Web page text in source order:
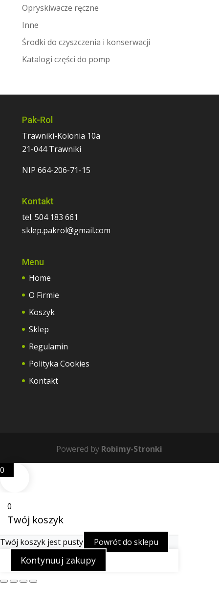
Opryskiwacze ręczne
Inne
Środki do czyszczenia i konserwacji
Katalogi części do pomp
Pak-Rol
Trawniki-Kolonia 10a
21-044 Trawniki
NIP 664-206-71-15
Kontakt
tel. 504 183 661
sklep.pakrol@gmail.com
Menu
Home
O Firmie
Koszyk
Sklep
Regulamin
Polityka Cookies
Kontakt
Powered by Robimy-Stronki
0
0
Twój koszyk
Twój koszyk jest pusty Powrót do sklepu
Kontynuuj zakupy